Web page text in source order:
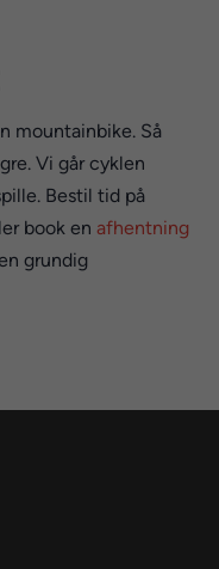
mountainbike. Så
Vi går cyklen
Bestil tid på
book en afhentning
grundig